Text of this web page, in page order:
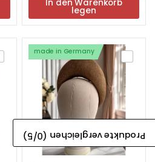
In den Warenkorb
legen
made in Germany
Produkte vergleichen (
0
/5)